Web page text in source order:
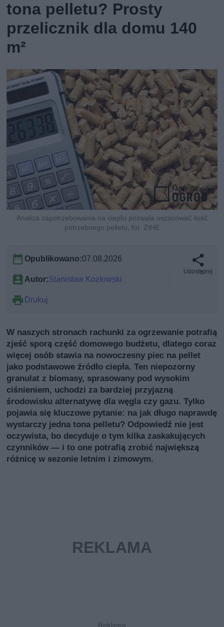
tona pelletu? Prosty
przelicznik dla domu 140
m²
Analiza zapotrzebowania na ciepło pozwala oszacować ilość
potrzebnego pelletu, fot. ZIHE
Opublikowano:07.08.2026
Autor:Stanisław Kozłowski
Drukuj
Udostępnij
W naszych stronach rachunki za ogrzewanie potrafią
zjeść sporą część domowego budżetu, dlatego coraz
więcej osób stawia na nowoczesny piec na pellet
jako podstawowe źródło ciepła. Ten niepozorny
granulat z biomasy, sprasowany pod wysokim
ciśnieniem, uchodzi za bardziej przyjazną
środowisku alternatywę dla węgla czy gazu. Tylko
pojawia się kluczowe pytanie: na jak długo naprawdę
wystarczy jedna tona pelletu? Odpowiedź nie jest
oczywista, bo decyduje o tym kilka zaskakujących
czynników — i to one potrafią zrobić największą
różnicę w sezonie letnim i zimowym.